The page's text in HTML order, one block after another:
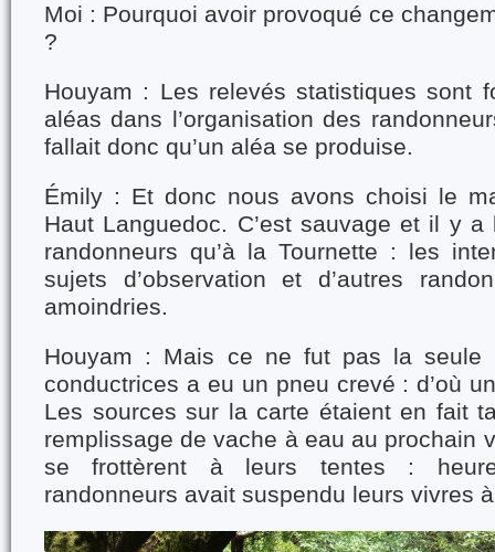
Moi : Pourquoi avoir provoqué ce
?
Houyam : Les relevés statistiques sont
aléas dans l’organisation des
fallait donc qu’un aléa se produise.
Émily : Et donc nous avons choisi le
Haut Languedoc. C’est sauvage et il y
randonneurs qu’à la Tournette : les
sujets d’observation et d’autres
amoindries.
Houyam : Mais ce ne fut pas la seule
conductrices a eu un pneu crevé : d’où
Les sources sur la carte étaient en fait
remplissage de vache à eau au prochain
se frottèrent à leurs tentes :
randonneurs avait suspendu leurs vivres